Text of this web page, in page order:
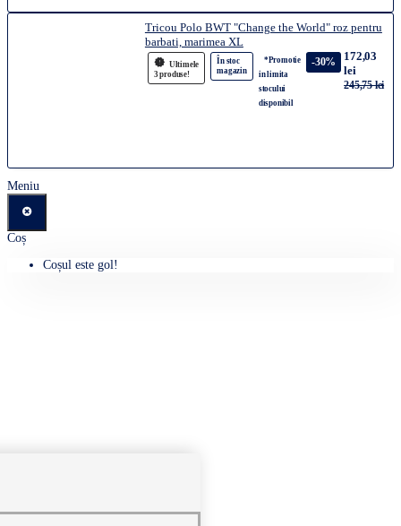
Tricou Polo BWT "Change the World" roz pentru
barbati, marimea XL
Ultimele
3 produse!
În stoc
magazin
*Promotie
in limita
stocului
disponibil
-30%
172,03
lei
245,75 lei
Meniu
Coș
Coșul este gol!